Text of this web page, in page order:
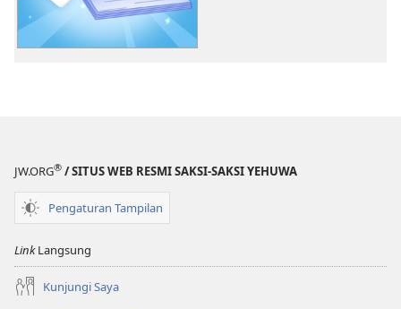
JW.ORG® / SITUS WEB RESMI SAKSI-SAKSI YEHUWA
Pengaturan Tampilan
LinkLangsung
Kunjungi Saya